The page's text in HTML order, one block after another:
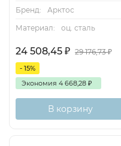
Бренд:
Арктос
Материал:
оц. сталь
24 508,45 ₽ 29 176,73₽
- 15%
Экономия 4 668,28 ₽
В корзину